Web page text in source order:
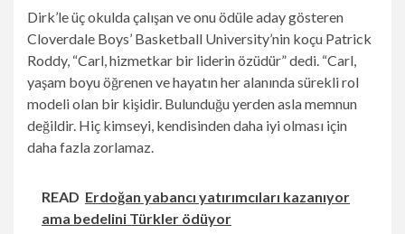
Dirk’le üç okulda çalışan ve onu ödüle aday gösteren
Cloverdale Boys’ Basketball University’nin koçu Patrick
Roddy, “Carl, hizmetkar bir liderin özüdür” dedi. “Carl,
yaşam boyu öğrenen ve hayatın her alanında sürekli rol
modeli olan bir kişidir. Bulunduğu yerden asla memnun
değildir. Hiç kimseyi, kendisinden daha iyi olması için
daha fazla zorlamaz.
READ Erdoğan yabancı yatırımcıları kazanıyor
ama bedelini Türkler ödüyor